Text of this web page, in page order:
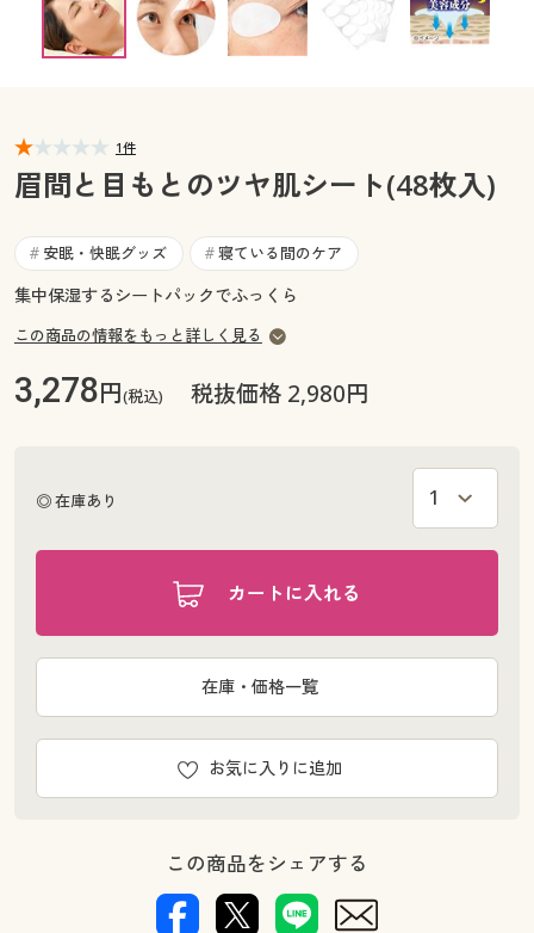
カタログ無料プレゼント
マイページ
閲覧履歴
お気に入り
ご利用ガイド
会員メニュー
閲覧履歴
サポート
ご利用ガイド
よくある質問とお問い合わせ
1件
眉間と目もとのツヤ肌シート(48枚入)
# 安眠・快眠グッズ # 寝ている間のケア
集中保湿するシートパックでふっくら
この商品の情報をもっと詳しく見る
3,278円(税込) 税抜価格 2,980円
◎ 在庫あり
カートに入れる
お気に入りに追加
在庫・価格一覧
この商品をシェアする